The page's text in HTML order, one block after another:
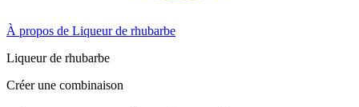
À propos de Liqueur de rhubarbe
Liqueur de rhubarbe
Créer une combinaison